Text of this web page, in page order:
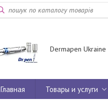
Dermapen Ukraine
Главная Товары и услуги